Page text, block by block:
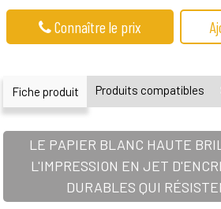
Connaître le prix
Fiche produit Produits compatibles
LE PAPIER BLANC HAUTE
L'IMPRESSION EN JET
DURABLES QUI